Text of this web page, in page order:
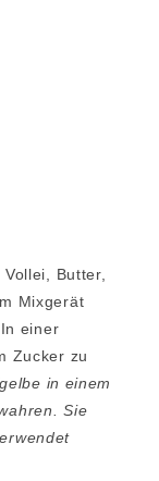
Butter,
Mixgerät
einer
Zucker zu
in einem
Sie